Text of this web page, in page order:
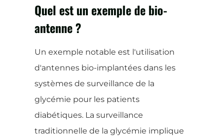
Quel est un exemple de bio-
antenne ?
Un exemple notable est l'utilisation
d'antennes bio-implantées dans les
systèmes de surveillance de la
glycémie pour les patients
diabétiques. La surveillance
traditionnelle de la glycémie implique